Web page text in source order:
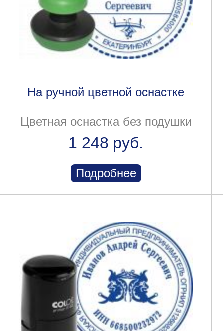
На ручной цветной оснастке
Цветная оснастка без подушки
1 248 руб.
Подробнее